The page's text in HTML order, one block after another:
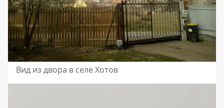
Вид из двора в селе Хотов